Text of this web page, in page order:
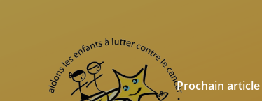
Prochain article